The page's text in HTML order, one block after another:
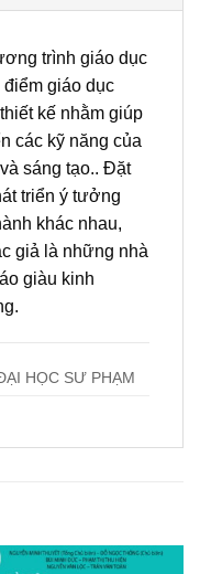
trình giáo dục
giáo dục
kế nhằm giúp
các kỹ năng của
sáng tạo.. Đặt
triển ý tưởng
khác nhau,
giả là những nhà
giàu kinh
HỌC SƯ PHẠM